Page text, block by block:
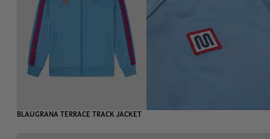
AGOTADO
BLAUGRANA TERRACE TRACK JACKET